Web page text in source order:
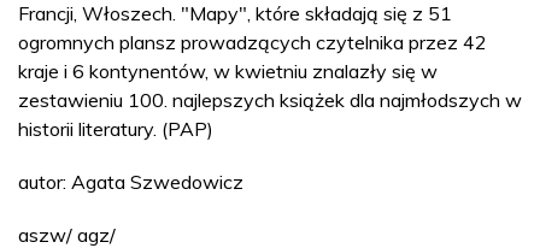
Francji, Włoszech. "Mapy", które składają się z 51
ogromnych plansz prowadzących czytelnika przez 42
kraje i 6 kontynentów, w kwietniu znalazły się w
zestawieniu 100. najlepszych książek dla najmłodszych w
historii literatury. (PAP)
autor: Agata Szwedowicz
aszw/ agz/